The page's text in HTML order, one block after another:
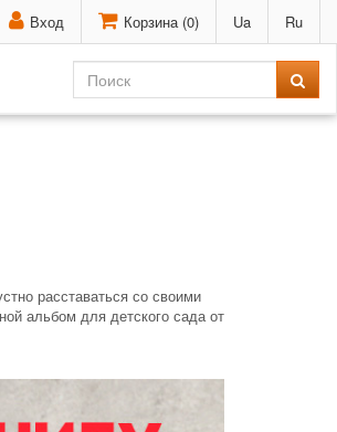
Вход Корзина (0) Ua Ru
расставаться со своими
альбом для детского сада от